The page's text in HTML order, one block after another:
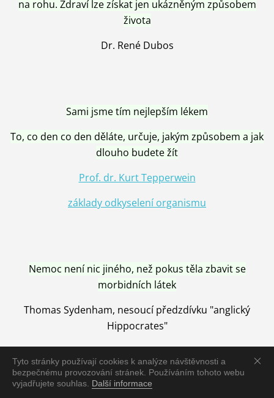
Tyto stránky používají cookies k analýze návštěvnosti a
bezpečnému provozování stránek. Používáním tohoto webu
vyjadřujete souhlas. Další informace
na rohu. Zdraví lze získat jen ukázněným způsobem
života
Dr. René Dubos
Sami jsme tím nejlepším lékem
To, co den co den děláte, určuje, jakým způsobem a jak
dlouho budete žít
Prof. dr. Kurt Tepperwein
základy odkyselení organismu
Nemoc není nic jiného, než pokus těla zbavit se
morbidních látek
Thomas Sydenham, nesoucí předzdívku "anglický
Hippocrates"
Nemoc je vyléčena jen pomocí Přírody, neutralizací a